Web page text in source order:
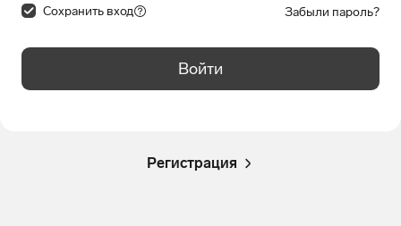
Сохранить вход Забыли пароль?
Войти
Регистрация